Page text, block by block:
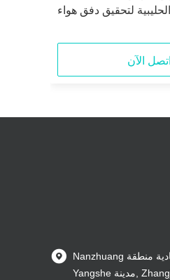
لتحقيق دفق هواء
اتصل الآن
Nanzhuang قرية, تنمية الاقتصادية منطقة,